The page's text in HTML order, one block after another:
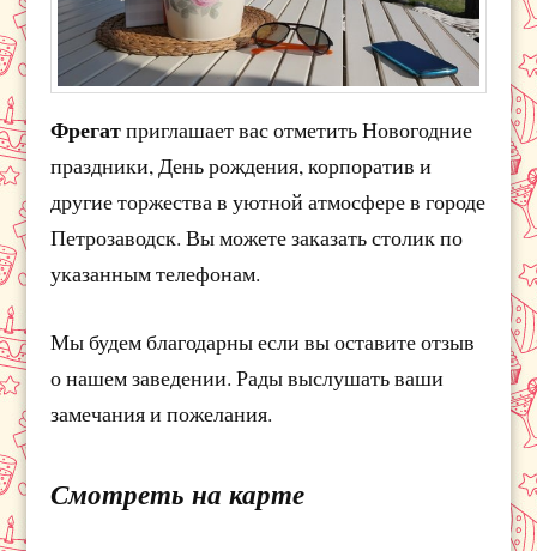
Фрегатприглашает вас отметить Новогодние
праздники, День рождения, корпоратив и
другие торжества в уютной атмосфере в городе
Петрозаводск. Вы можете заказать столик по
указанным телефонам.
Мы будем благодарны если вы оставите отзыв
о нашем заведении. Рады выслушать ваши
замечания и пожелания.
Смотреть на карте